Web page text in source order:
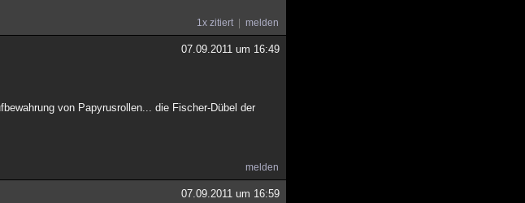
1x zitiert melden
07.09.2011 um 16:49
von Papyrusrollen... die Fischer-Dübel der
melden
07.09.2011 um 16:59